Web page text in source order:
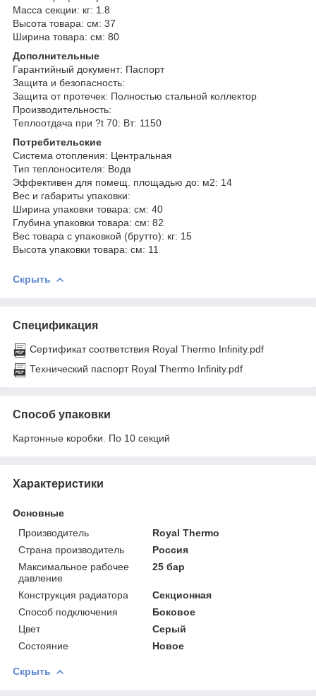
Масса секции: кг: 1.8
Высота товара: см: 37
Ширина товара: см: 80
Дополнительные
Гарантийный документ: Паспорт
Защита и безопасность:
Защита от протечек: Полностью стальной коллектор
Производительность:
Теплоотдача при ?t 70: Вт: 1150
Потребительские
Система отопления: Центральная
Тип теплоносителя: Вода
Эффективен для помещ. площадью до: м2: 14
Вес и габариты упаковки:
Ширина упаковки товара: см: 40
Глубина упаковки товара: см: 82
Вес товара с упаковкой (брутто): кг: 15
Высота упаковки товара: см: 11
Скрыть
Спецификация
Сертификат соответствия Royal Thermo Infinity.pdf
Технический паспорт Royal Thermo Infinity.pdf
Способ упаковки
Картонные коробки. По 10 секций
Характеристики
Основные
Производитель
Royal Thermo
Страна производитель
Россия
Максимальное рабочее
давление
25 бар
Конструкция радиатора
Секционная
Способ подключения
Боковое
Цвет
Серый
Состояние
Новое
Скрыть